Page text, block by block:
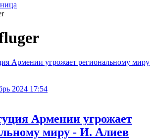
2024 17:54
Армении угрожает
миру - И. Алиев